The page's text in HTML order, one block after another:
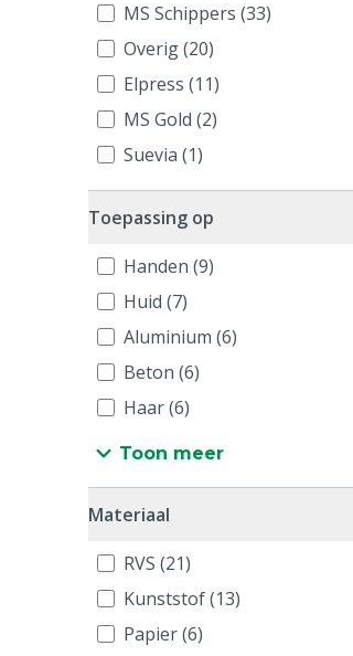
MS Schippers (33)
Overig (20)
Elpress (11)
MS Gold (2)
Suevia (1)
Toepassing op
Handen (9)
Huid (7)
Aluminium (6)
Beton (6)
Haar (6)
Toon meer
Materiaal
RVS (21)
Kunststof (13)
Papier (6)